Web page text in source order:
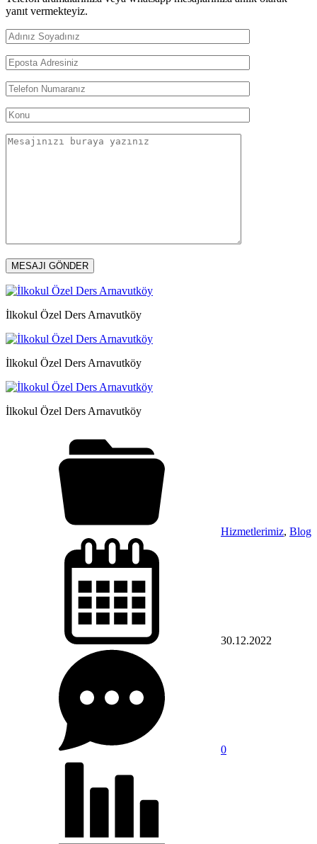
yanıt vermekteyiz.
İlkokul Özel Ders Arnavutköy
İlkokul Özel Ders Arnavutköy
İlkokul Özel Ders Arnavutköy
Hizmetlerimiz, Blog
30.12.2022
0